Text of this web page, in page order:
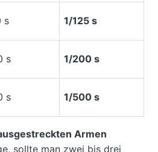
s 1/125 s
s 1/200 s
s 1/500 s
Armen
sollte man zwei bis drei